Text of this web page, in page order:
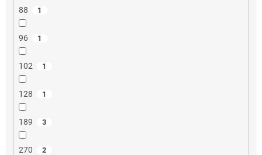
88 1
96 1
102 1
128 1
189 3
270 2